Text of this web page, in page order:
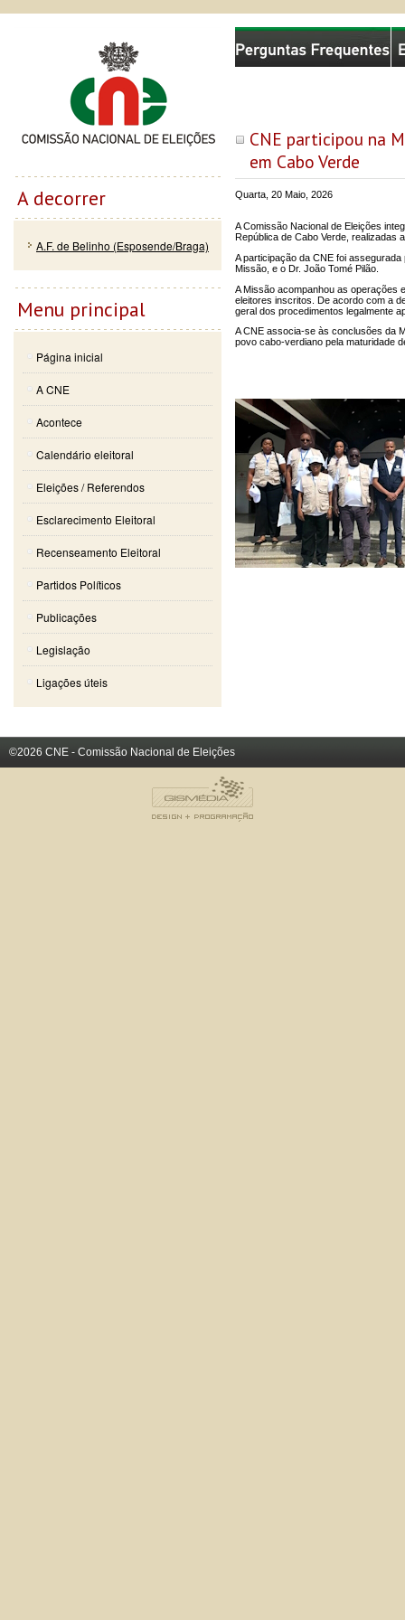
CNE participou na
em Cabo Verde
Quarta, 20 Maio, 2026
A Comissão Nacional de Eleições
República de Cabo Verde, realizadas
A participação da CNE foi
Missão, e o Dr. João Tomé Pilão.
A Missão acompanhou as operações
eleitores inscritos. De acordo com a
geral dos procedimentos legalmente
A CNE associa-se às conclusões da
povo cabo-verdiano pela maturidade
Comissão Nacional de Eleições
A decorrer
A.F. de Belinho (Esposende/Braga)
Menu principal
Página inicial
A CNE
Acontece
Calendário eleitoral
Eleições / Referendos
Esclarecimento Eleitoral
Recenseamento Eleitoral
Partidos Políticos
Publicações
Legislação
Ligações úteis
©2026 CNE - Comissão Nacional de Eleições